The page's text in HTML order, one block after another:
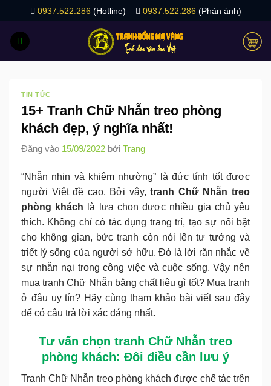
nội
dung
0937.522.286 (Hotline) – 0937.522.286 (Phản ánh)
TIN TỨC
15+ Tranh Chữ Nhẫn treo phòng
khách đẹp, ý nghĩa nhất!
Đăng vào 15/09/2022 bởi Trang
“Nhẫn nhịn và khiêm nhường” là đức tính tốt được
người Việt đề cao. Bởi vậy,tranh Chữ Nhẫn treo
phòng khách là lựa chọn được nhiều gia chủ yêu
thích. Không chỉ có tác dụng trang trí, tạo sự nổi bật
cho không gian, bức tranh còn nói lên tư tưởng và
triết lý sống của người sở hữu. Đó là lời răn nhắc về
sự nhẫn nại trong công việc và cuộc sống. Vậy nên
mua tranh Chữ Nhẫn bằng chất liệu gì tốt? Mua tranh
ở đâu uy tín? Hãy cùng tham khảo bài viết sau đây
để có câu trả lời xác đáng nhất.
Tư vấn chọn tranh Chữ Nhẫn treo
phòng khách: Đôi điều cần lưu ý
Tranh Chữ Nhẫn treo phòng khách được chế tác trên